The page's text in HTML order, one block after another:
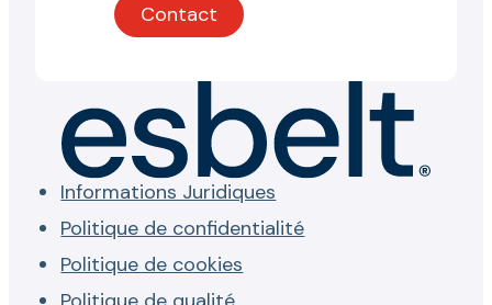
Contact
Informations Juridiques
Politique de confidentialité
Politique de cookies